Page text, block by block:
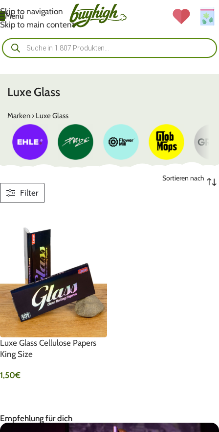
Skip to navigation
Skip to main content
Menü
Luxe Glass
Marken › Luxe Glass
Filter
Sortieren nach
Luxe Glass Cellulose Papers
King Size
1,50€
Empfehlung für dich